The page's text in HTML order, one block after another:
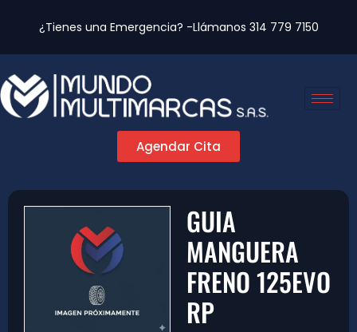
¿Tienes una Emergencia? -Llámanos 314 779 7150
Agendar Cita
GUIA
MANGUERA
FRENO 125EVO
RP